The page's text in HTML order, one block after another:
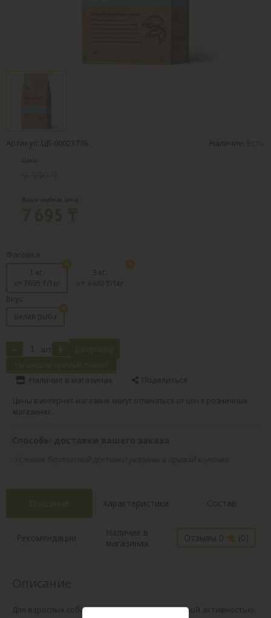
Артикул: ЦБ-00023776 Наличие: Есть
Цена:
Ваша клубная цена:
Фасовка
1 кг.
от 7695 ₸/1кг
3 кг.
от 6480 ₸/1кг
Вкус
Белая рыба
- шт + В корзину
Не нашли нужный товар?
Наличие в магазинах Поделиться
Цены в интернет-магазине могут отличаться от цен в розничных
магазинах.
Описание Характеристики Состав
Рекомендации
Наличие в
магазинах
Отзывы 0 (0)
Для взрослых собак мелких пород с нормальной активностью,